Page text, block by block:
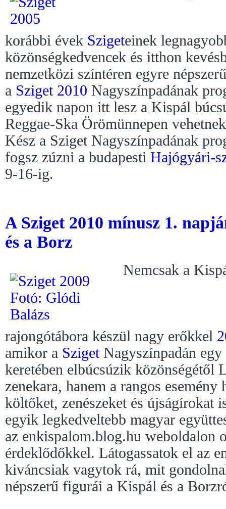
korábbi évek Szigeteinek
közönségkedvencek és itthon
nemzetközi színtéren egyre
a Sziget 2010 Nagyszínpadának
egyedik napon itt lesz a Kispál
Reggae-Ska Örömünnepen
Kész a Sziget Nagyszínpadának
fogsz zúzni a budapesti Hajógyári-
9-16-ig.
A Sziget 2010 mínusz 1.
és a Borz
Nemcsak a
rajongótábora készül nagy erőkkel
amikor a SzigetNagyszínpadán egy
keretében elbúcsúzik közönségétől
zenekara, hanem a rangos
költőket, zenészeket és újságírokat
egyik legkedveltebb magyar
az enkispalom.blog.hu weboldalon
érdeklődőkkel. Látogassatok el az
kiváncsiak vagytok rá, mit
népszerű figurái a Kispál és a